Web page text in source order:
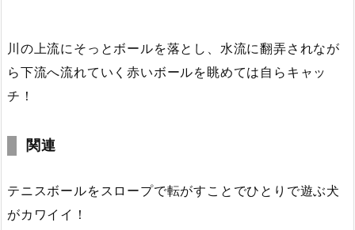
川の上流にそっとボールを落とし、水流に翻弄されなが
ら下流へ流れていく赤いボールを眺めては自らキャッ
チ！
関連
テニスボールをスロープで転がすことでひとりで遊ぶ犬
がカワイイ！